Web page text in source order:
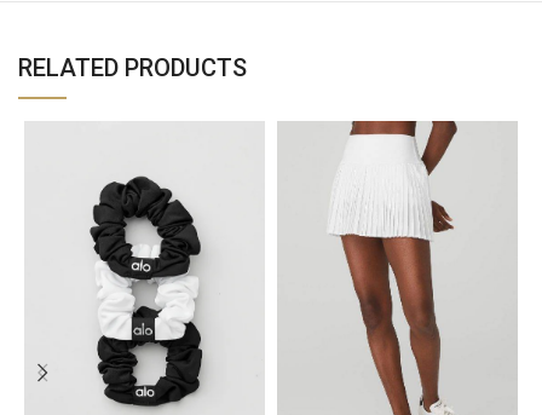
RELATED PRODUCTS